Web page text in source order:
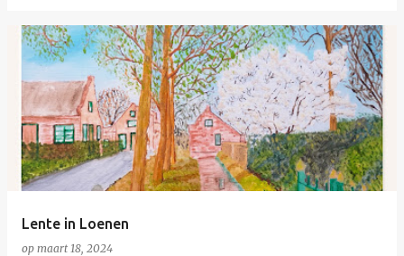
Lente in Loenen
op maart 18, 2024